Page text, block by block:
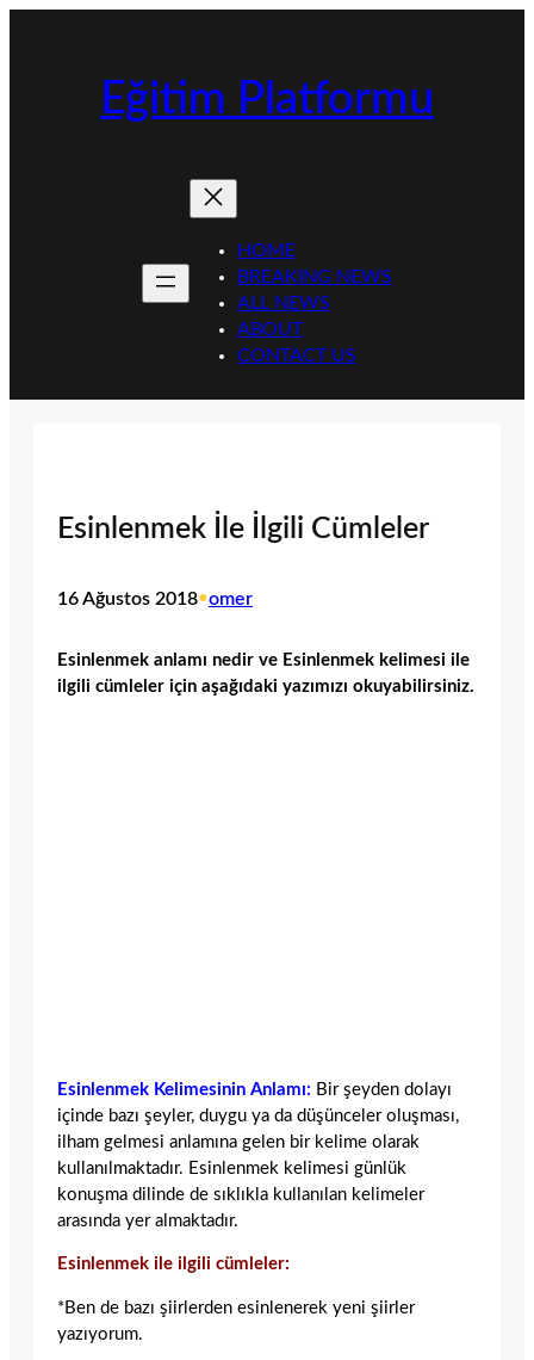
Eğitim Platformu
HOME
BREAKING NEWS
ALL NEWS
ABOUT
CONTACT US
Esinlenmek İle İlgili Cümleler
16 Ağustos 2018•omer
Esinlenmek anlamı nedir ve Esinlenmek kelimesi ile
ilgili cümleler için aşağıdaki yazımızı okuyabilirsiniz.
Esinlenmek Kelimesinin Anlamı: Bir şeyden dolayı
içinde bazı şeyler, duygu ya da düşünceler oluşması,
ilham gelmesi anlamına gelen bir kelime olarak
kullanılmaktadır. Esinlenmek kelimesi günlük
konuşma dilinde de sıklıkla kullanılan kelimeler
arasında yer almaktadır.
Esinlenmek ile ilgili cümleler:
*Ben de bazı şiirlerden esinlenerek yeni şiirler
yazıyorum.